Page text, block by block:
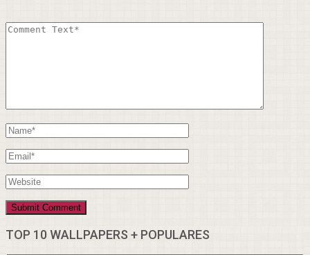
TOP 10 WALLPAPERS + POPULARES